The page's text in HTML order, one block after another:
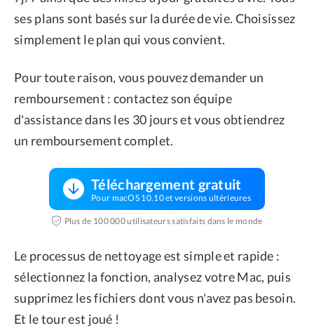
ses plans sont basés sur la durée de vie. Choisissez
simplement le plan qui vous convient.
Pour toute raison, vous pouvez demander un
remboursement : contactez son équipe
d'assistance dans les 30 jours et vous obtiendrez
un remboursement complet.
Téléchargement gratuit
Pour macOS 10.10 et versions ultérieures
Plus de 100 000 utilisateurs satisfaits dans le monde
Le processus de nettoyage est simple et rapide :
sélectionnez la fonction, analysez votre Mac, puis
supprimez les fichiers dont vous n'avez pas besoin.
Et le tour est joué !